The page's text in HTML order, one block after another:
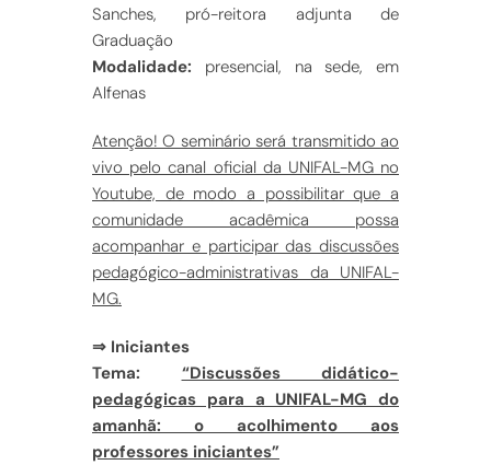
Sanches, pró-reitora adjunta de
Graduação
Modalidade: presencial, na sede, em
Alfenas
Atenção! O seminário será transmitido ao
vivo pelo canal oficial da UNIFAL-MG no
Youtube, de modo a possibilitar que a
comunidade acadêmica possa
acompanhar e participar das discussões
pedagógico-administrativas da UNIFAL-
MG.
⇒ Iniciantes
Tema:
“Discussões didático-
pedagógicas para a UNIFAL-MG do
amanhã: o acolhimento aos
professores iniciantes”